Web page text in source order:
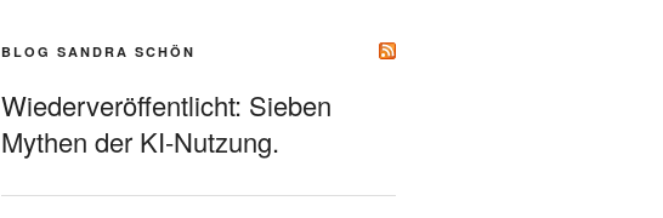
BLOG SANDRA SCHÖN
Wiederveröffentlicht: Sieben
Mythen der KI-Nutzung.